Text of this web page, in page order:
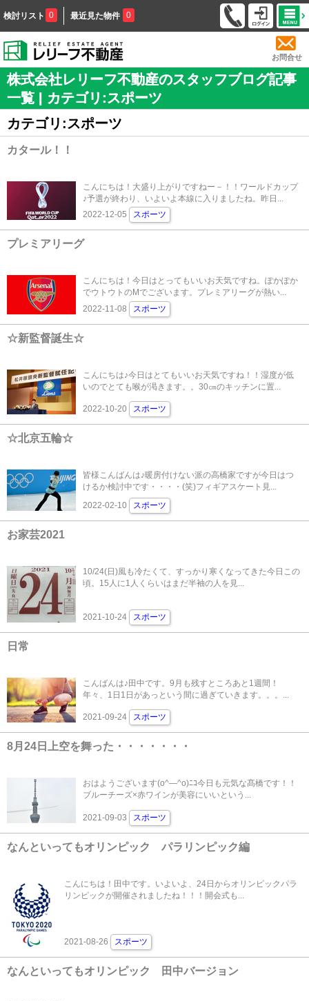
検討リスト 0 最近見た物件 0
お問合せ
株式会社レリーフ不動産のスタッフブログ記事
一覧 | カテゴリ:スポーツ
カテゴリ:スポーツ
カタール！！
こんにちは！大盛り上がりですねー－！！ワールドカップ
♪予選が終わり、いよいよ本線に入りましたね。昨日...
2022-12-05
スポーツ
プレミアリーグ
こんにちは！今日はとってもいいお天気ですね。ぽかぽか
でウトウトのMでございます。プレミアリーグが熱い...
2022-11-08
スポーツ
☆新監督誕生☆
こんにちは♪今日はとてもいいお天気ですね！！湿度が低
いのでとても喉が渇きます。。30㎝のキッチンに置...
2022-10-20 スポーツ
☆北京五輪☆
皆様こんばんは♪暖房付けない派の高橋家ですが今日はつ
けるか検討中です・・・・(笑)フィギアスケート見...
2022-02-10
スポーツ
お家芸2021
10/24(日)風も冷たくて、すっかり寒くなってきた今日この
頃。15人に1人くらいはまだ半袖の人を見...
2021-10-24 スポーツ
日常
こんばんは♪田中です。9月も残すところあと1週間！
年々、1日1日があっという間に過ぎていきます。。。...
2021-09-24 スポーツ
8月24日上空を舞った・・・・・・・
おはようございます(o^―^o)ﾆｺ今日も元気な髙橋です！！
ブルーチーズ×赤ワインが美容にいいという...
2021-09-03 スポーツ
なんといってもオリンピック パラリンピック編
こんにちは！田中です。いよいよ、24日からオリンピックパラ
リンピックが開催されましたね！！！開会式も...
2021-08-26 スポーツ
なんといってもオリンピック 田中バージョン